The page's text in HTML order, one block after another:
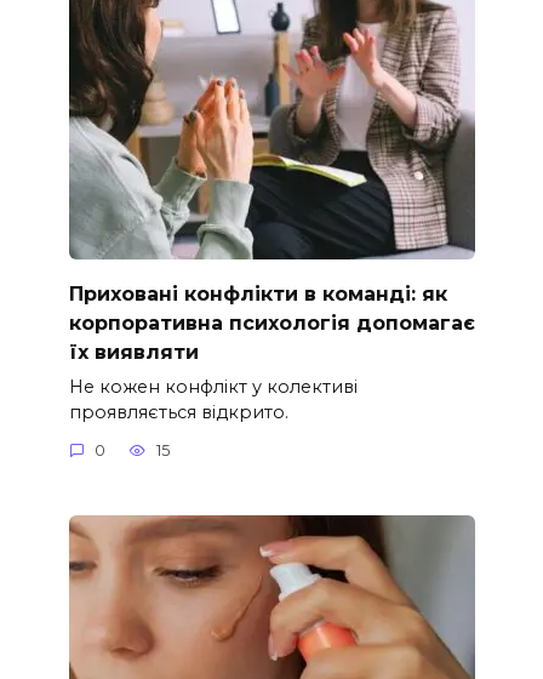
Приховані конфлікти в команді: як
корпоративна психологія допомагає
їх виявляти
Не кожен конфлікт у колективі
проявляється відкрито.
0 15